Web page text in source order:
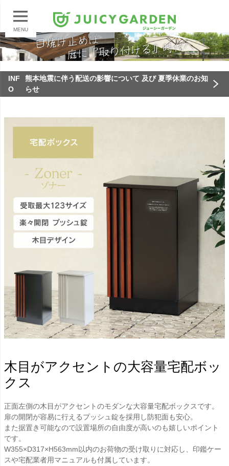
MENU
INF
O
熊本地震に伴う配送の影響について 及び 夏季休業のお知
らせ
木目がアクセントの大容量宅配ボッ
クス
正面左側の木目がアクセントのモダンな大容量宅配ボックスです。
扉の開閉が容易に行えるプッシュ錠を採用し防犯面も安心。
また据置き可能なので設置場所の自由度が高いのも嬉しいポイント
です。
W355×D317×H563mm以内のお荷物の受け取りに対応し、印鑑ケー
スや宅配業者用マニュアルも付属しています。